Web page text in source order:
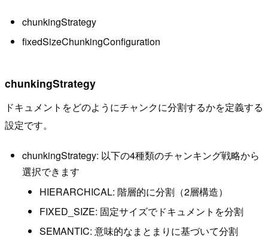
chunkingStrategy
fixedSizeChunkingConfiguration
chunkingStrategy
ドキュメントをどのようにチャンクに分割するかを定義する
設定です。
chunkingStrategy: 以下の4種類のチャンキング戦略から
選択できます
HIERARCHICAL: 階層的に分割（2層構造）
FIXED_SIZE: 固定サイズでドキュメントを分割
SEMANTIC: 意味的なまとまりに基づいて分割